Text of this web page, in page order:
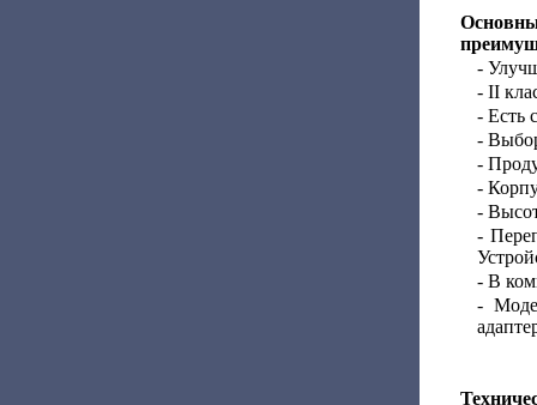
-
- II
- Есть
-
-
-
-
-
- В
-